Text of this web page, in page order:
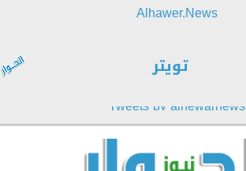
Alhawer.News
تويتر
Tweets by alhewarnews